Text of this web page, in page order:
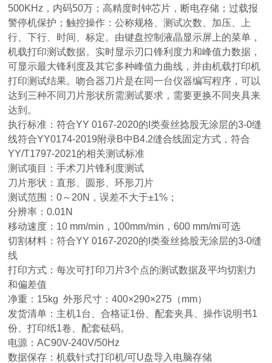
500KHz，内码50万；高精度时钟芯片，断电存储；过载报
警停机保护；触控操作：公称规格、测试次数、加压、上
行、下行、时间、标定。由键盘控制液晶显示屏上的菜单，
机载打印测试数据。实时显示刃口锋利度力和峰值力数据，
可显示最大锋利度及其它多种峰值力曲线，并由机载打印机
打印测试结果。吻合器刀片是在同一台仪器编写程序，可以
达到三种不同刀片形状所需测试要求，需要更换不同夹具来
达到。
执行标准：符合YY 0167-2020的I类蚕丝捻股无涂层的3-0缝
线符合YY0174-2019附录B中B4.2缝合线固定方式，符合
YY/T1797-2021的相关测试标准
测试项目：手术刀片锋利度测试
刀片形状：直形、圆形、环形刀片
测试范围：0～20N，误差不大于±1%；
分辨率：0.01N
移动速度：10 mm/min，100mm/min，600 mm/mi可选
切割材料：符合YY 0167-2020的I类蚕丝捻股无涂层的3-0缝
线
打印方式：每次可打印刀片3个点的测试数据及平均切割力
和偏差值
净重：15kg 外形尺寸：400×290×275（mm）
发货清单：主机1台、合格证1份、配套夹具、操作说明书1
份、打印纸1卷、配套砝码。
电源：AC90V-240V/50Hz
数据保存：机载针式打印机/可U盘导入电脑存储